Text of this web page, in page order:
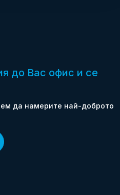
до Вас офис и се
да намерите най-доброто